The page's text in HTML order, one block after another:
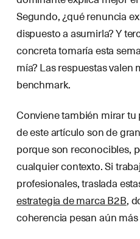
Segundo, ¿qué renuncia
dispuesto a asumirla? Y
concreta tomaría esta
mía? Las respuestas valen
benchmark.
Conviene también mirar
de este artículo son de
porque son reconocibles,
cualquier contexto. Si
profesionales, traslada
estrategia de marca B2B,
coherencia pesan aún